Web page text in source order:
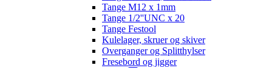
Tange M12 x 1mm
Tange 1/2''UNC x 20
Tange Festool
Kulelager, skruer og skiver
Overganger og Splitthylser
Fresebord og jigger